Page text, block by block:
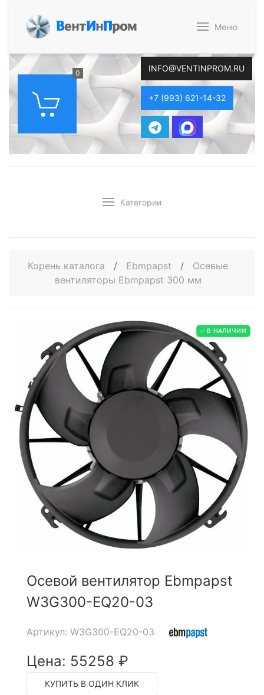
ВентИнПром Меню
0 INFO@VENTINPROM.RU
+7 (993) 621-14-32
Категории
Корень каталога / Ebmpapst /
Осевые
вентиляторы Ebmpapst 300 мм
✅ В НАЛИЧИИ
Осевой вентилятор Ebmpapst
W3G300-EQ20-03
Артикул: W3G300-EQ20-03
Цена: 55258 ₽
КУПИТЬ В ОДИН КЛИК